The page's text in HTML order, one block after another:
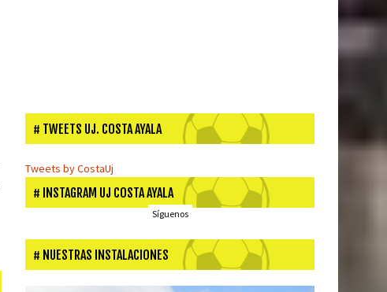
TWEETS UJ. COSTA AYALA
Tweets by CostaUj
INSTAGRAM UJ COSTA AYALA
Síguenos
NUESTRAS INSTALACIONES